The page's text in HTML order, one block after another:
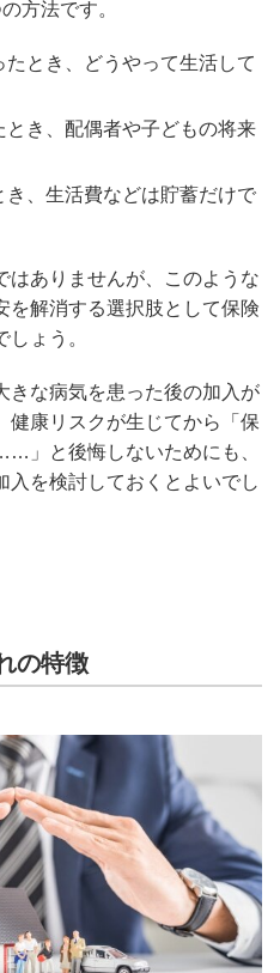
方法です。
とき、どうやって生活して
き、配偶者や子どもの将来
、生活費などは貯蓄だけで
はありませんが、このような
を解消する選択肢として保険
ょう。
きな病気を患った後の加入が
健康リスクが生じてから「保
」と後悔しないためにも、
入を検討しておくとよいでし
の特徴